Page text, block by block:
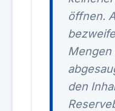
öffnen.
Mengen
den